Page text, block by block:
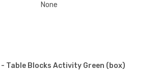
- Table Blocks Activity Green (box)